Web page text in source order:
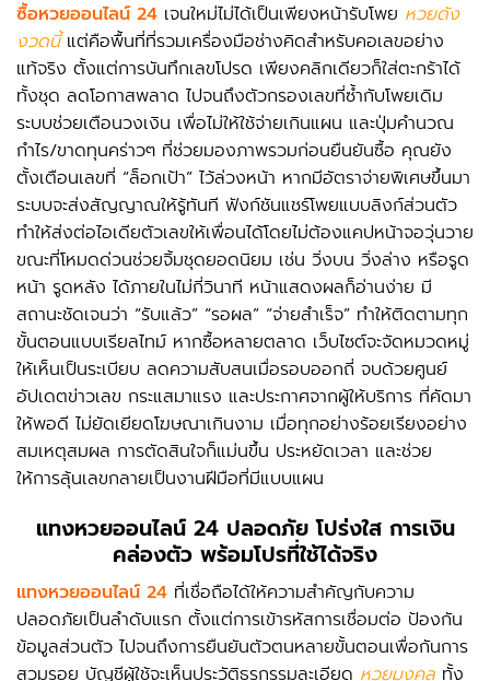
ซื้อหวยออนไลน์ 24 เจนใหม่ไม่ได้เป็นเพียงหน้ารับโพย หวยดัง
งวดนี้ แต่คือพื้นที่ที่รวมเครื่องมือช่างคิดสำหรับคอเลขอย่าง
แท้จริง ตั้งแต่การบันทึกเลขโปรด เพียงคลิกเดียวก็ใส่ตะกร้าได้
ทั้งชุด ลดโอกาสพลาด ไปจนถึงตัวกรองเลขที่ซ้ำกับโพยเดิม
ระบบช่วยเตือนวงเงิน เพื่อไม่ให้ใช้จ่ายเกินแผน และปุ่มคำนวณ
กำไร/ขาดทุนคร่าวๆ ที่ช่วยมองภาพรวมก่อนยืนยันซื้อ คุณยัง
ตั้งเตือนเลขที่ “ล็อกเป้า” ไว้ล่วงหน้า หากมีอัตราจ่ายพิเศษขึ้นมา
ระบบจะส่งสัญญาณให้รู้ทันที ฟังก์ชันแชร์โพยแบบลิงก์ส่วนตัว
ทำให้ส่งต่อไอเดียตัวเลขให้เพื่อนได้โดยไม่ต้องแคปหน้าจอวุ่นวาย
ขณะที่โหมดด่วนช่วยจิ้มชุดยอดนิยม เช่น วิ่งบน วิ่งล่าง หรือรูด
หน้า รูดหลัง ได้ภายในไม่กี่วินาที หน้าแสดงผลก็อ่านง่าย มี
สถานะชัดเจนว่า “รับแล้ว” “รอผล” “จ่ายสำเร็จ” ทำให้ติดตามทุก
ขั้นตอนแบบเรียลไทม์ หากซื้อหลายตลาด เว็บไซต์จะจัดหมวดหมู่
ให้เห็นเป็นระเบียบ ลดความสับสนเมื่อรอบออกถี่ จบด้วยศูนย์
อัปเดตข่าวเลข กระแสมาแรง และประกาศจากผู้ให้บริการ ที่คัดมา
ให้พอดี ไม่ยัดเยียดโฆษณาเกินงาม เมื่อทุกอย่างร้อยเรียงอย่าง
สมเหตุสมผล การตัดสินใจก็แม่นขึ้น ประหยัดเวลา และช่วย
ให้การลุ้นเลขกลายเป็นงานฝีมือที่มีแบบแผน
แทงหวยออนไลน์ 24 ปลอดภัย โปร่งใส การเงิน
คล่องตัว พร้อมโปรที่ใช้ได้จริง
แทงหวยออนไลน์ 24 ที่เชื่อถือได้ให้ความสำคัญกับความ
ปลอดภัยเป็นลำดับแรก ตั้งแต่การเข้ารหัสการเชื่อมต่อ ป้องกัน
ข้อมูลส่วนตัว ไปจนถึงการยืนยันตัวตนหลายขั้นตอนเพื่อกันการ
สวมรอย บัญชีผู้ใช้จะเห็นประวัติธุรกรรมละเอียด หวยมงคล ทั้ง